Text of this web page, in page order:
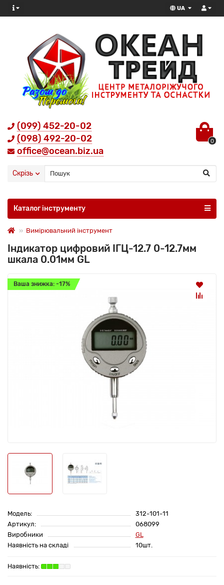
UA
(099) 452-20-02
(098) 492-20-02
office@ocean.biz.ua
0
Скрізь
Каталог інструменту
Вимірювальний інструмент
Індикатор цифровий ІГЦ-12.7 0-12.7мм
шкала 0.01мм GL
Ваша знижка: -17%
Модель:
312-101-11
Артикул:
068099
Виробники
GL
Наявність на складі
10шт.